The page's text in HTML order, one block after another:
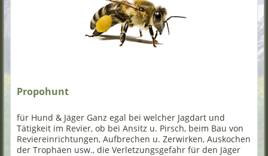
Propohunt
für Hund & Jäger Ganz egal bei welcher Jagdart und
Tätigkeit im Revier, ob bei Ansitz u. Pirsch, beim Bau von
Reviereinrichtungen, Aufbrechen u. Zerwirken, Auskochen
der Trophäen usw., die Verletzungsgefahr für den Jäger